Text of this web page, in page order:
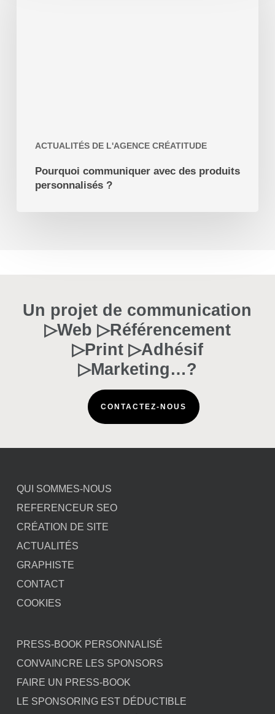
ACTUALITÉS DE L'AGENCE CRÉATITUDE
Pourquoi communiquer avec des produits
personnalisés ?
Un projet de communication
▷Web ▷Référencement
▷Print ▷Adhésif
▷Marketing…?
CONTACTEZ-NOUS
QUI SOMMES-NOUS
REFERENCEUR SEO
CRÉATION DE SITE
ACTUALITÉS
GRAPHISTE
CONTACT
COOKIES
PRESS-BOOK PERSONNALISÉ
CONVAINCRE LES SPONSORS
FAIRE UN PRESS-BOOK
LE SPONSORING EST DÉDUCTIBLE